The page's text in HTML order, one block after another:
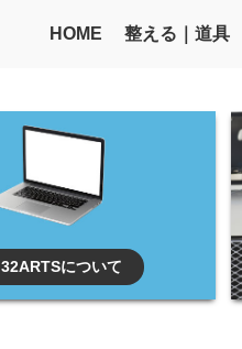
HOME 整える｜道具
32ARTSについて